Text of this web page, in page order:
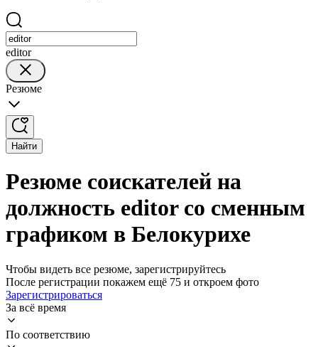
editor
Резюме
Найти
Резюме соискателей на
должность editor со сменным
графиком в Белокурихе
Чтобы видеть все резюме, зарегистрируйтесь
После регистрации покажем ещё 75 и откроем фото
Зарегистрироваться
За всё время
По соответствию